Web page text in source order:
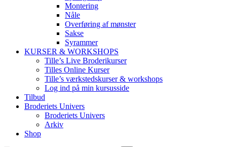
Montering
Nåle
Overføring af mønster
Sakse
Syrammer
KURSER & WORKSHOPS
Tille’s Live Broderikurser
Tilles Online Kurser
Tille’s værkstedskurser & workshops
Log ind på min kursusside
Tilbud
Broderiets Univers
Broderiets Univers
Arkiv
Shop